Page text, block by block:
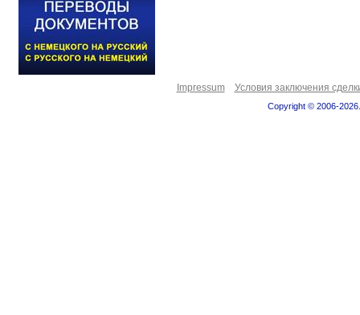
Impressum Условия заключения
Copyright © 2006-